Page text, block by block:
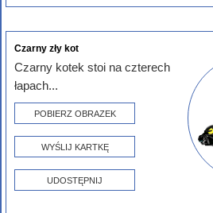
Czarny zły kot
Czarny kotek stoi na czterech
łapach...
POBIERZ OBRAZEK
WYŚLIJ KARTKĘ
UDOSTĘPNIJ